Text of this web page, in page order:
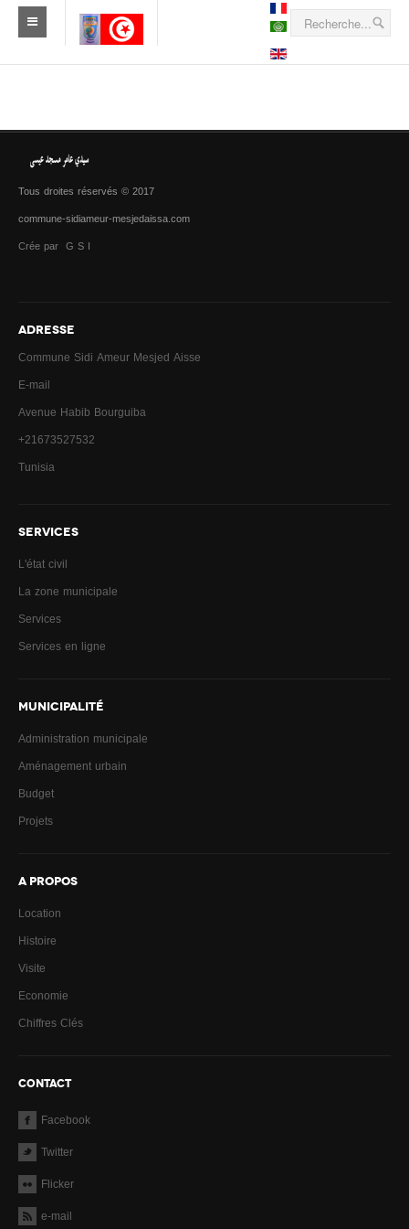
Tous droites réservés © 2017
commune-sidiameur-mesjedaissa.com
Crée par G S I
ADRESSE
Commune Sidi Ameur Mesjed Aisse
E-mail
Avenue Habib Bourguiba
+21673527532
Tunisia
SERVICES
L'état civil
La zone municipale
Services
Services en ligne
MUNICIPALITÉ
Administration municipale
Aménagement urbain
Budget
Projets
A PROPOS
Location
Histoire
Visite
Economie
Chiffres Clés
CONTACT
Facebook
Twitter
Flicker
e-mail